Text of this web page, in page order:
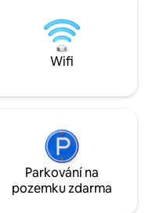
Fi je
slabý
Wifi
Parkování na
pozemku zdarma